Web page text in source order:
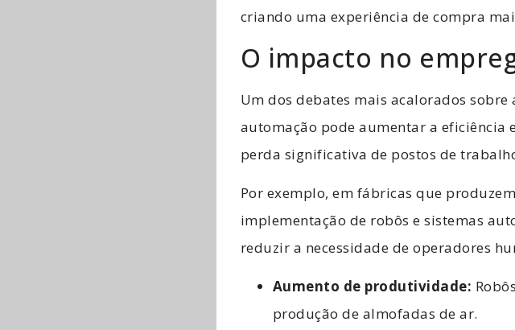
criando uma experiência de compra
O impacto no
Um dos debates mais acalorados
automação pode aumentar a eficiência
perda significativa de postos de
Por exemplo, em fábricas que produzem
implementação de robôs e sistemas
reduzir a necessidade de operadores
Aumento de produtividade:
produção de almofadas de ar.